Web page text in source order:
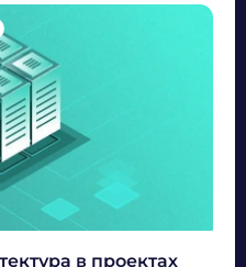
в проектах